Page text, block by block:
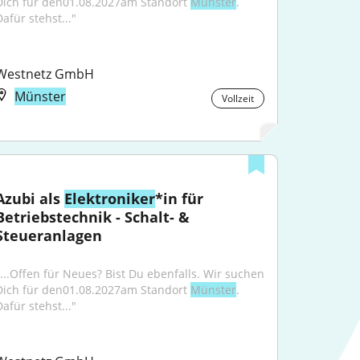
stehst..."
GmbH
Münster
Vollzeit
als Elektroniker*in für
- Schalt- &
für Neues? Bist Du ebenfalls. Wir suchen
für den01.08.2027am Standort Münster.
stehst..."